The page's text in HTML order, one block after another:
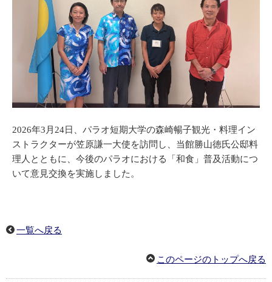
2026年3月24日、パラオ短期大学の森崎暢子観光・料理イン
ストラクターが笠原謙一大使を訪問し、当館勝山徳氏公邸料
理人とともに、今後のパラオにおける「和食」普及活動につ
いて意見交換を実施しました。
一覧へ戻る
このページのトップへ戻る